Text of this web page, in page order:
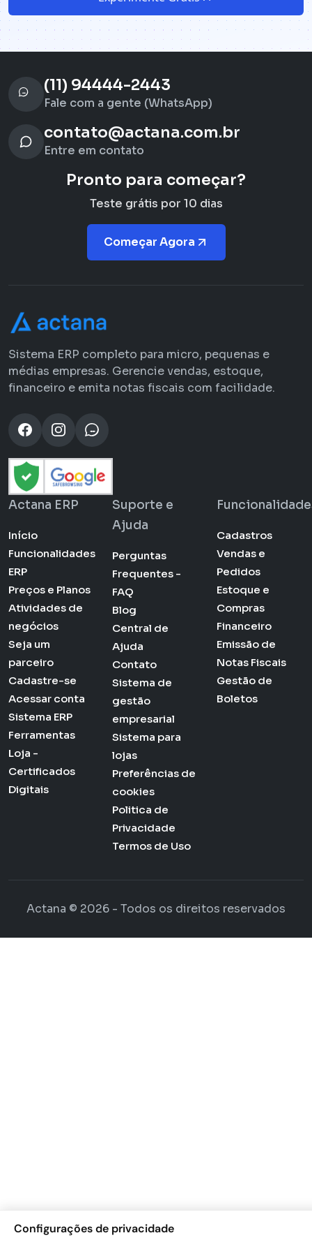
(11) 94444-2443
Fale com a gente (WhatsApp)
contato@actana.com.br
Entre em contato
Pronto para começar?
Teste grátis por 10 dias
Começar Agora
Sistema ERP completo para micro, pequenas e
médias empresas. Gerencie vendas, estoque,
financeiro e emita notas fiscais com facilidade.
Actana ERP
Início
Funcionalidades
ERP
Preços e Planos
Atividades de
negócios
Seja um
parceiro
Cadastre-se
Acessar conta
Sistema ERP
Ferramentas
Loja -
Certificados
Digitais
Suporte e
Ajuda
Perguntas
Frequentes -
FAQ
Blog
Central de
Ajuda
Contato
Sistema de
gestão
empresarial
Sistema para
lojas
Preferências de
cookies
Politica de
Privacidade
Termos de Uso
Cadastros
Vendas e
Pedidos
Estoque e
Compras
Financeiro
Emissão de
Notas Fiscais
Gestão de
Boletos
Actana © 2026 - Todos os direitos reservados
Configurações de privacidade